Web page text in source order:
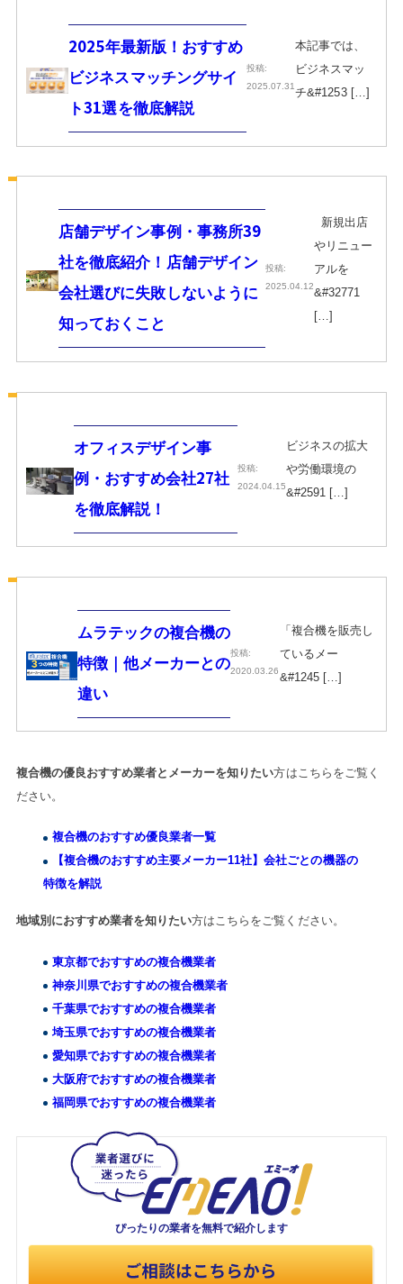
2025年最新版！おすすめ
ビジネスマッチングサイ
ト31選を徹底解説
投稿:
2025.07.31
本記事では、
ビジネスマッ
チ&#1253 […]
店舗デザイン事例・事務所39
社を徹底紹介！店舗デザイン
会社選びに失敗しないように
知っておくこと
投稿:
2025.04.12
新規出店
やリニュー
アルを
&#32771
[…]
オフィスデザイン事
例・おすすめ会社27社
を徹底解説！
投稿:
2024.04.15
ビジネスの拡大
や労働環境の
&#2591 […]
ムラテックの複合機の
特徴｜他メーカーとの
違い
投稿:
2020.03.26
「複合機を販売し
ているメー
&#1245 […]
複合機の優良おすすめ業者とメーカーを知りたい方はこちらをご覧く
ださい。
複合機のおすすめ優良業者一覧
【複合機のおすすめ主要メーカー11社】会社ごとの機器の
特徴を解説
地域別におすすめ業者を知りたい方はこちらをご覧ください。
東京都でおすすめの複合機業者
神奈川県でおすすめの複合機業者
千葉県でおすすめの複合機業者
埼玉県でおすすめの複合機業者
愛知県でおすすめの複合機業者
大阪府でおすすめの複合機業者
福岡県でおすすめの複合機業者
ぴったりの業者を無料で紹介します